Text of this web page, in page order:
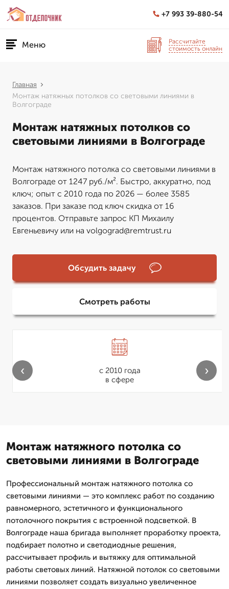
+7 993 39-880-54
Меню
Рассчитайте
стоимость онлайн
Главная
Монтаж натяжных потолков со световыми линиями в
Волгограде
Монтаж натяжных потолков со
световыми линиями в Волгограде
Монтаж натяжного потолка со световыми линиями в
Волгограде от 1247 руб./м². Быстро, аккуратно, под
ключ; опыт с 2010 года по 2026 — более 3585
заказов. При заказе под ключ скидка от 16
процентов. Отправьте запрос КП Михаилу
Евгеньевичу или на volgograd@remtrust.ru
Обсудить задачу
Смотреть работы
с 2010 года
в сфере
‹ ›
Монтаж натяжного потолка со
световыми линиями в Волгограде
Профессиональный монтаж натяжного потолка со
световыми линиями — это комплекс работ по созданию
равномерного, эстетичного и функционального
потолочного покрытия с встроенной подсветкой. В
Волгограде наша бригада выполняет проработку проекта,
подбирает полотно и светодиодные решения,
рассчитывает профиль и вытяжку для оптимальной
работы световых линий. Натяжной потолок со световыми
линиями позволяет создать визуально увеличенное